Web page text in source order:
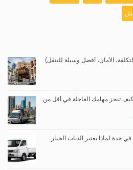
الأمان، أفضل وسيلة للتنقل)
تنجز مهامك العاجلة في أقل من
جدة لماذا يعتبر الدباب الخيار